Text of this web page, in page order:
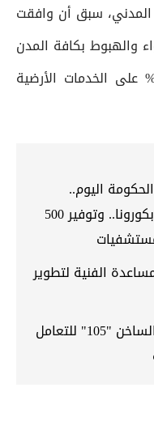
المدني، سبق أن وافقت
الإيواء والهبوط بكافة المدن
للرحلات "الشارتر"، و 20% على الخدمات الأرضية
اليوم..
المحافظات السياحية الأقل إصابة بكورونا.. وتوفير 500
الفنية لتطوير
الحكومة: زيادة 150 مقعدا بالخط الساخن "105" للتعامل